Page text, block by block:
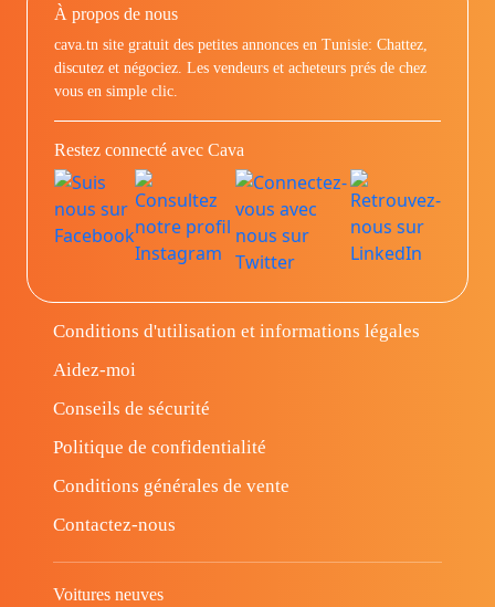
À propos de nous
cava.tn site gratuit des petites annonces en Tunisie: Chattez,
discutez et négociez. Les vendeurs et acheteurs prés de chez
vous en simple clic.
Restez connecté avec Cava
Conditions d'utilisation et informations légales
Aidez-moi
Conseils de sécurité
Politique de confidentialité
Conditions générales de vente
Contactez-nous
Voitures neuves